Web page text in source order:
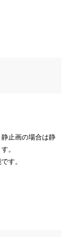
止画の場合は静
。
す。